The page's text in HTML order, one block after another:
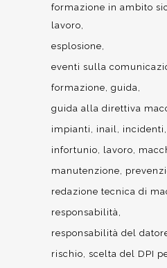
formazione in ambito
lavoro
esplosione
eventi sulla
formazione guida
guida alla direttiva
impianti
inail incidenti
infortunio
lavoro
manutenzione
redazione tecnica di
responsabilità
responsabilità del
rischio scelta del DPI